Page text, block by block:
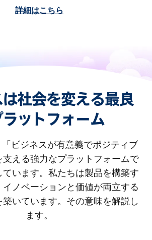
詳細はこちら
社会を変える最良
ットフォーム
ビジネスが有意義でポジティブ
える強力なプラットフォームで
います。私たちは製品を構築す
イノベーションと価値が両立する
いています。その意味を解説し
ます。